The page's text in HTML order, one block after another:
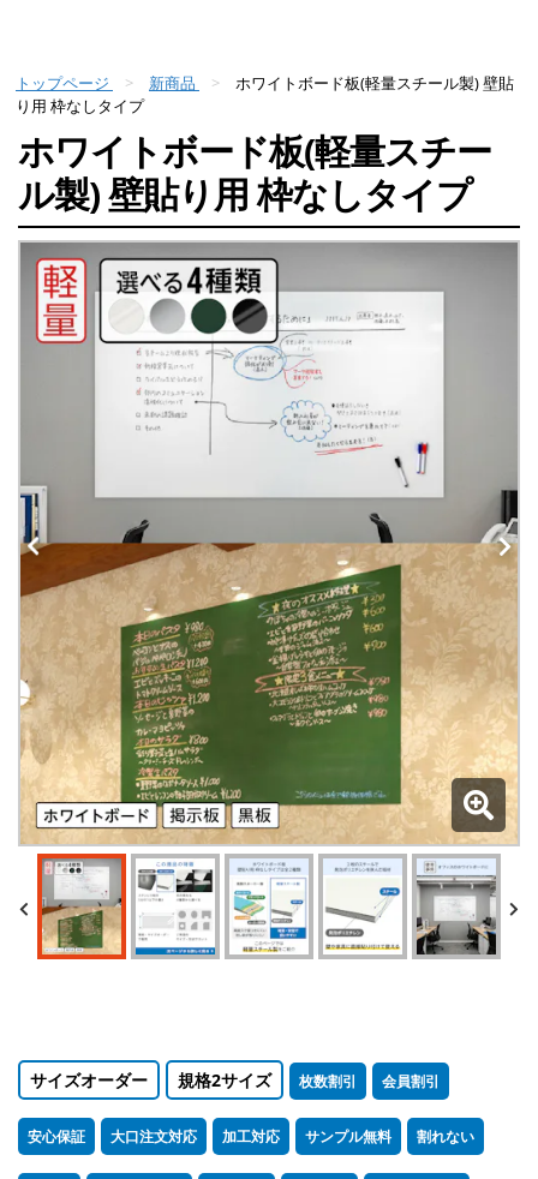
トップページ 新商品
ホワイトボード板(軽量スチール製) 壁貼
り用 枠なしタイプ
ホワイトボード板(軽量スチー
ル製) 壁貼り用 枠なしタイプ
サイズオーダー 規格2サイズ 枚数割引 会員割引
安心保証 大口注文対応 加工対応 サンプル無料 割れない